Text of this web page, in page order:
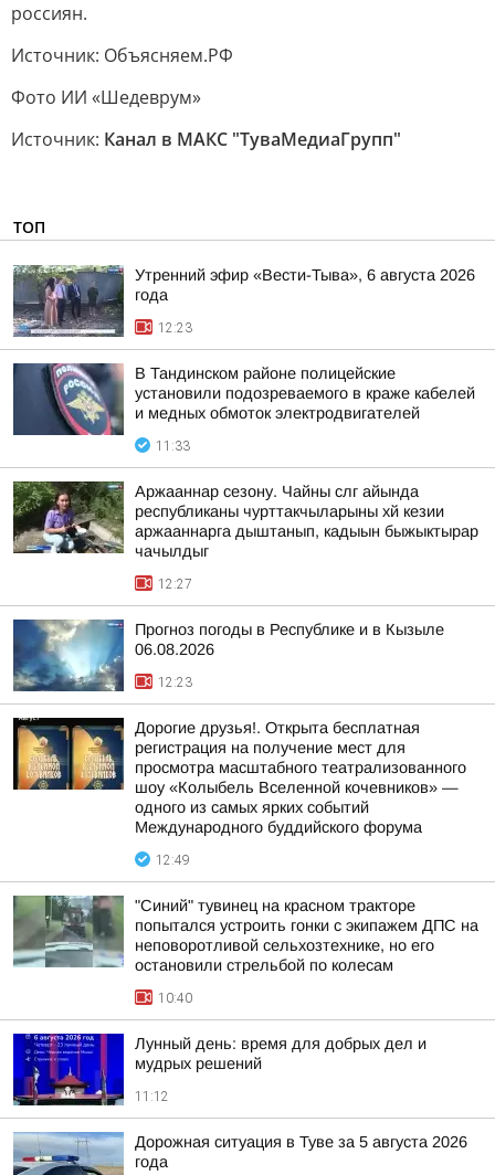
россиян.
Источник: Объясняем.РФ
Фото ИИ «Шедеврум»
Источник: Канал в МАКС "ТуваМедиаГрупп"
ТОП
Утренний эфир «Вести-Тыва», 6 августа 2026
года
12:23
В Тандинском районе полицейские
установили подозреваемого в краже кабелей
и медных обмоток электродвигателей
11:33
Аржааннар сезону. Чайны слг айында
республиканы чурттакчыларыны хй кезии
аржааннарга дыштанып, кадыын быжыктырар
чачылдыг
12:27
Прогноз погоды в Республике и в Кызыле
06.08.2026
12:23
Дорогие друзья!. Открыта бесплатная
регистрация на получение мест для
просмотра масштабного театрализованного
шоу «Колыбель Вселенной кочевников» —
одного из самых ярких событий
Международного буддийского форума
12:49
"Синий" тувинец на красном тракторе
попытался устроить гонки с экипажем ДПС на
неповоротливой сельхозтехнике, но его
остановили стрельбой по колесам
10:40
Лунный день: время для добрых дел и
мудрых решений
11:12
Дорожная ситуация в Туве за 5 августа 2026
года